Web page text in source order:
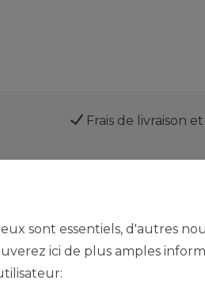
Frais de livraison
sont essentiels, d'autres
ici de plus amples